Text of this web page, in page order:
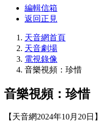
編輯信箱
返回正見
天音網首頁
天音劇場
電視錄像
音樂視頻：珍惜
音樂視頻：珍惜
【天音網2024年10月20日】